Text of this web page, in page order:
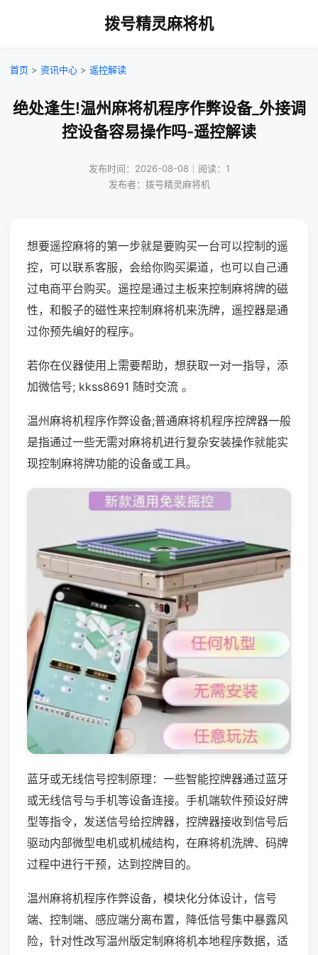
拨号精灵麻将机
首页 > 资讯中心 > 遥控解读
绝处逢生!温州麻将机程序作弊设备_外接调
控设备容易操作吗-遥控解读
发布时间：2026-08-08｜阅读：1
发布者：拨号精灵麻将机
想要遥控麻将的第一步就是要购买一台可以控制的遥
控，可以联系客服，会给你购买渠道，也可以自己通
过电商平台购买。遥控是通过主板来控制麻将牌的磁
性，和骰子的磁性来控制麻将机来洗牌，遥控器是通
过你预先编好的程序。
若你在仪器使用上需要帮助，想获取一对一指导，添
加微信号; kkss8691 随时交流 。
温州麻将机程序作弊设备;普通麻将机程序控牌器一般
是指通过一些无需对麻将机进行复杂安装操作就能实
现控制麻将牌功能的设备或工具。
蓝牙或无线信号控制原理：一些智能控牌器通过蓝牙
或无线信号与手机等设备连接。手机端软件预设好牌
型等指令，发送信号给控牌器，控牌器接收到信号后
驱动内部微型电机或机械结构，在麻将机洗牌、码牌
过程中进行干预，达到控牌目的。
温州麻将机程序作弊设备，模块化分体设计，信号
端、控制端、感应端分离布置，降低信号集中暴露风
险，针对性改写温州版定制麻将机本地程序数据，适